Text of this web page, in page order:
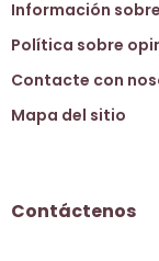
Información
Política sobre
Contacte con
Mapa del sitio
Contáctenos